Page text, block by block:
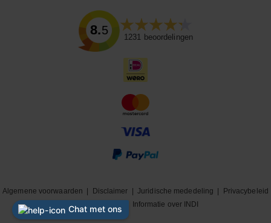
8.5
1231 beoordelingen
Algemene voorwaarden Disclaimer |Juridische mededeling
Privacybeleid
|
Cookiebeleid Informatie over INDI